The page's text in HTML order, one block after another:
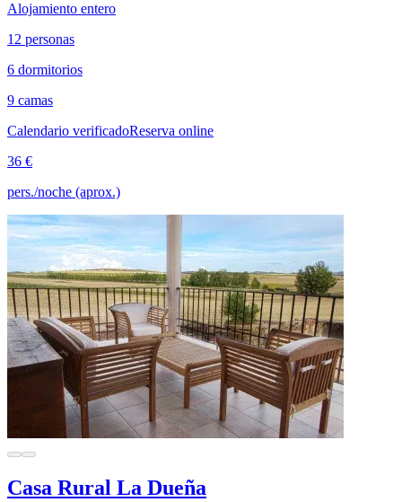
Alojamiento entero
12 personas
6 dormitorios
9 camas
Calendario verificadoReserva online
36 €
pers./noche (aprox.)
Casa Rural La Dueña